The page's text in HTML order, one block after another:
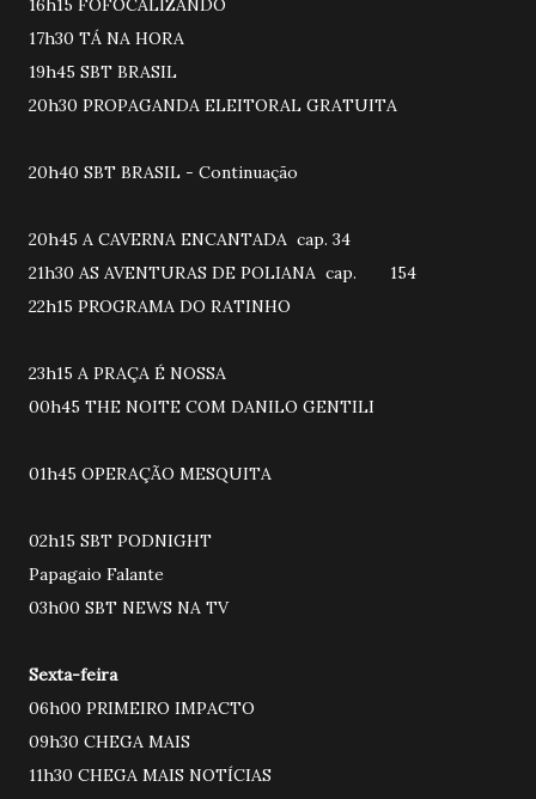
17h30 TÁ NA HORA
19h45 SBT BRASIL
20h30 PROPAGANDA ELEITORAL GRATUITA
20h40 SBT BRASIL - Continuação
20h45 A CAVERNA ENCANTADA cap. 34
21h30 AS AVENTURAS DE POLIANA cap. 154
22h15 PROGRAMA DO RATINHO
23h15 A PRAÇA É NOSSA
00h45 THE NOITE COM DANILO GENTILI
01h45 OPERAÇÃO MESQUITA
02h15 SBT PODNIGHT
Papagaio Falante
03h00 SBT NEWS NA TV
Sexta-feira
06h00 PRIMEIRO IMPACTO
09h30 CHEGA MAIS
11h30 CHEGA MAIS NOTÍCIAS